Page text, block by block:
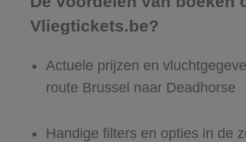
Vliegtickets.be?
Actuele prijzen en
route Brussel naar Deadhorse
Handige filters en opties in de